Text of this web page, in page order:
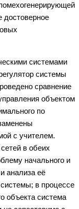
достоверное
системами
системы
сравнение
объектом
по
с учителем.
в обеих
начального и
анализа её
в процессе
объекта система